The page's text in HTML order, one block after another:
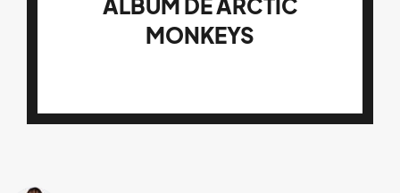
ÁLBUM DE ARCTIC
MONKEYS